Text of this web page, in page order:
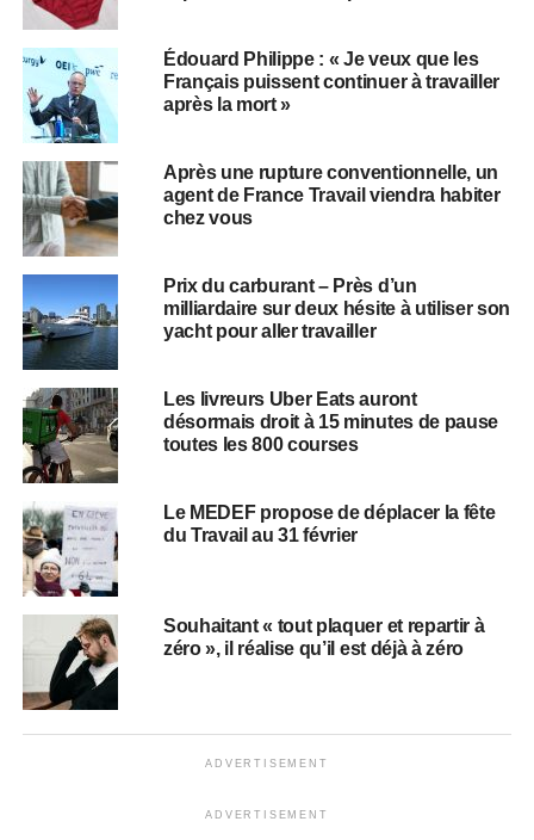
Édouard Philippe : « Je veux que les
Français puissent continuer à travailler
après la mort »
Après une rupture conventionnelle, un
agent de France Travail viendra habiter
chez vous
Prix du carburant – Près d’un
milliardaire sur deux hésite à utiliser son
yacht pour aller travailler
Les livreurs Uber Eats auront
désormais droit à 15 minutes de pause
toutes les 800 courses
Le MEDEF propose de déplacer la fête
du Travail au 31 février
Souhaitant « tout plaquer et repartir à
zéro », il réalise qu’il est déjà à zéro
ADVERTISEMENT
ADVERTISEMENT